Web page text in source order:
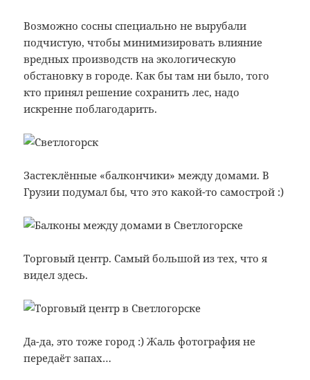
Возможно сосны специально не вырубали
подчистую, чтобы минимизировать влияние
вредных производств на экологическую
обстановку в городе. Как бы там ни было, того
кто принял решение сохранить лес, надо
искренне поблагодарить.
Застеклённые «балкончики» между домами. В
Грузии подумал бы, что это какой-то самострой :)
Торговый центр. Самый большой из тех, что я
видел здесь.
Да-да, это тоже город :) Жаль фотография не
передаёт запах…